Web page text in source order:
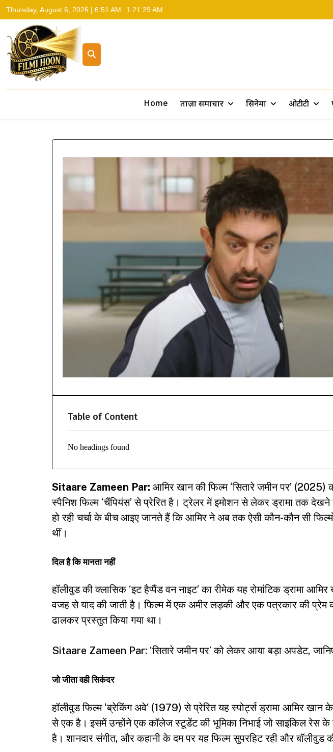
Thursday, August 6, 2026 | 6:51 AM 1:21:30 AM
Filmi Hoon Home ताज़ा समाचार सिनेमा ओटीटी
Table of Content
No headings found
Sitaare Zameen Par: आमिर खान की फिल्म ‘सितारे जमीन पर’ (2025)
स्पैनिश फिल्म ‘चैंपियंस’ से प्रेरित है। ट्रेलर में इमोशन से लेकर ड्रामा तक देखने
हो रही चर्चा के बीच आइए जानते हैं कि आमिर ने अब तक ऐसी कौन-कौन सी
थीं।
दिल है कि मानता नहीं
हॉलीवुड की क्लासिक ‘इट हैप्पैंड वन नाइट’ का रीमेक यह रोमांटिक ड्रामा
वजह से याद की जाती है। फिल्म में एक अमीर लड़की और एक पत्रकार की प्रेम
ढालकर प्रस्तुत किया गया था।
Sitaare Zameen Par: ‘सितारे जमीन पर’ को लेकर आया बड़ा अपडेट,
जो जीता वही सिकंदर
हॉलीवुड फिल्म ‘ब्रेकिंग अवे’ (1979) से प्रेरित यह स्पोर्ट्स ड्रामा आमिर खान
से एक है। इसमें उन्होंने एक कॉलेज स्टूडेंट की भूमिका निभाई जो साइकिल रेस के
है। शानदार संगीत, और कहानी के दम पर यह फिल्म सुपरहिट रही और बॉलीवुड